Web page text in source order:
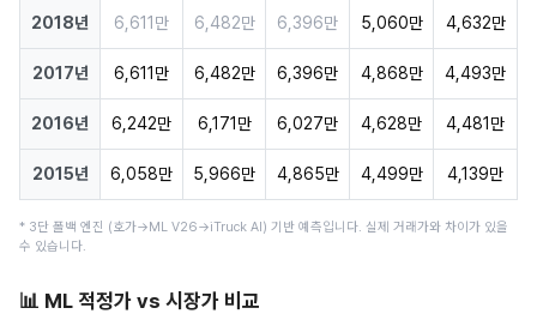
2018년 6,611만 6,482만 6,396만 5,060만 4,632만
2017년 6,611만 6,482만 6,396만 4,868만 4,493만
2016년 6,242만 6,171만 6,027만 4,628만 4,481만
2015년 6,058만 5,966만 4,865만 4,499만 4,139만
* 3단 폴백 엔진 (호가→ML V26→iTruck AI) 기반 예측입니다. 실제 거래가와 차이가 있을
수 있습니다.
📊 ML 적정가 vs 시장가 비교